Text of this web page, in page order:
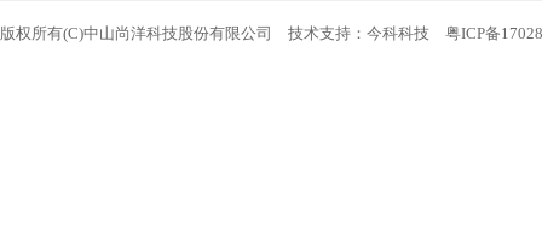
版权所有(C)中山尚洋科技股份有限公司 技术支持： 今科科技 粤ICP备